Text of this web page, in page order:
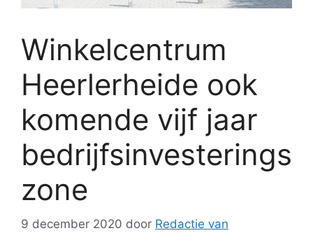
Winkelcentrum
Heerlerheide ook
komende vijf jaar
bedrijfsinvesterings
zone
9 december 2020 door Redactie van